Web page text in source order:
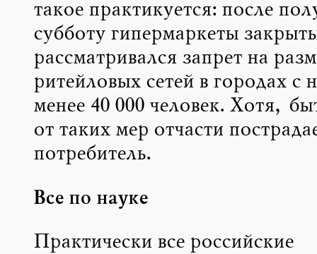
такое практикуется: после
субботу гипермаркеты
рассматривался запрет на
ритейловых сетей в городах с
менее 40 000 человек. Хотя,
от таких мер отчасти
потребитель.
Все по науке
Практически все российские